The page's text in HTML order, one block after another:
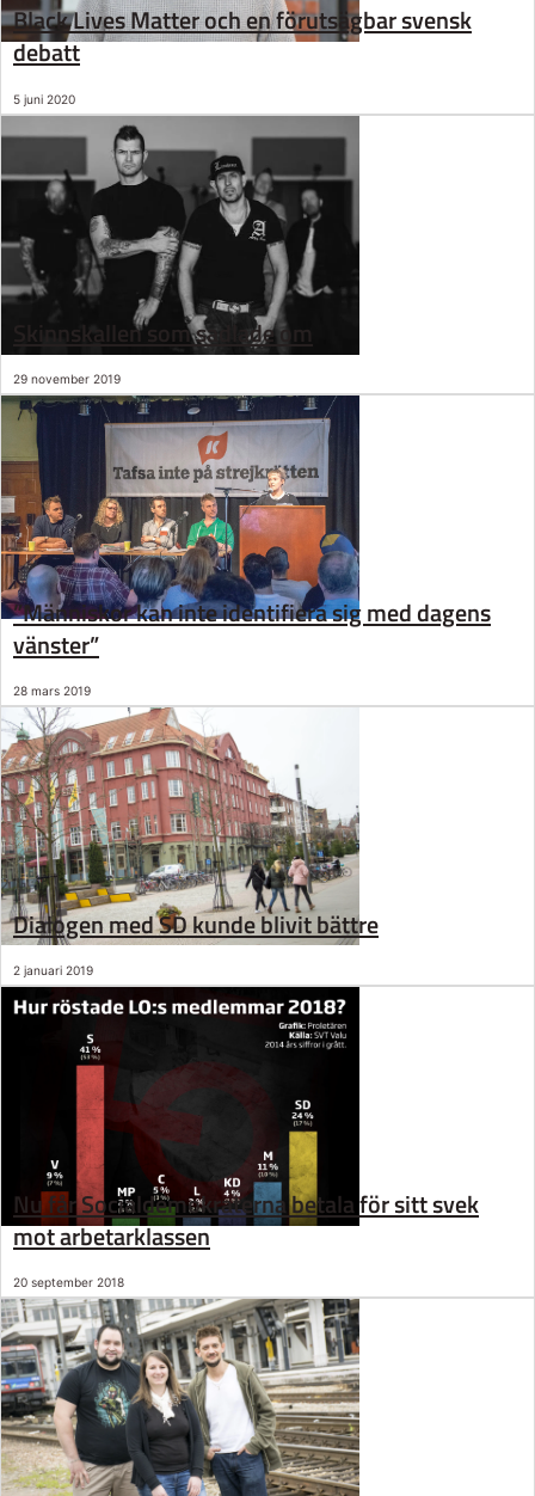
Black Lives Matter och en förutsägbar svensk
debatt
5 juni 2020
Skinnskallen som sadlade om
29 november 2019
”Människor kan inte identifiera sig med dagens
vänster”
28 mars 2019
Dialogen med SD kunde blivit bättre
2 januari 2019
Nu får Socialdemokraterna betala för sitt svek
mot arbetarklassen
20 september 2018